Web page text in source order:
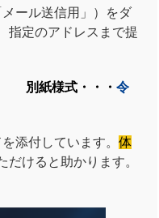
ール送信用」）をダ
指定のアドレスまで提
) 別紙様式・・・ 令
添付しています。 体
だけると助かります。